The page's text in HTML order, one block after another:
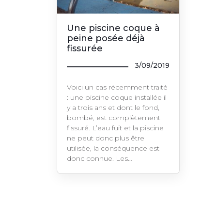
Une piscine coque à
peine posée déjà
fissurée
3/09/2019
Voici un cas récemment traité
: une piscine coque installée il
y a trois ans et dont le fond,
bombé, est complètement
fissuré. L’eau fuit et la piscine
ne peut donc plus être
utilisée, la conséquence est
donc connue. Les…